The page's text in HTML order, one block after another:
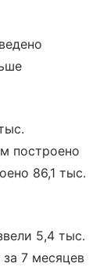
построено
86,1 тыс.
5,4 тыс.
7 месяцев